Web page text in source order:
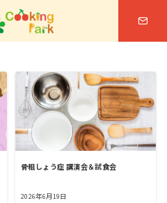
骨粗しょう症 講演会＆試食会
2026年6月19日